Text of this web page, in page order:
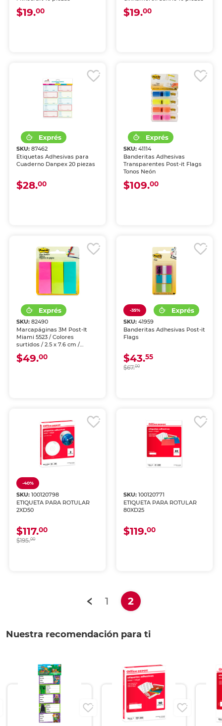
$19.00 $19.00
SKU:87462
Etiquetas Adhesivas para
Cuaderno Danpex 20 piezas
$28.00
SKU: 41114
Banderitas Adhesivas
Transparentes Post-it Flags
Tonos Neón
$109.00
SKU:82490
Marcapáginas 3M Post-It
Miami 5523 / Colores
surtidos / 2.5 x 7.6 cm /
Blíster 3 piezas
$49.00
-35%
SKU: 41959
Banderitas Adhesivas Post-it
Flags
$43.55
$67.00
-40%
SKU:100120798
ETIQUETA PARA ROTULAR
2XD50
$117.00
$195.00
SKU: 100120771
ETIQUETA PARA ROTULAR
80XD25
$119.00
1 2(current)
Nuestra recomendación para ti